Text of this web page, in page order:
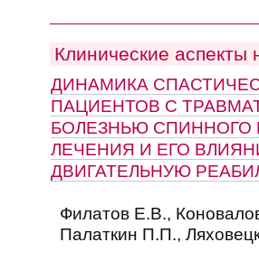
Клинические аспекты
ДИНАМИКА
ПАЦИЕНТОВ С
БОЛЕЗНЬЮ СПИННОГО
ЛЕЧЕНИЯ И ЕГО
ДВИГАТЕЛЬНУЮ
Филатов Е.В.,
Палаткин П.П.,